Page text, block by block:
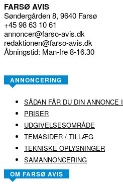
FARSØ AVIS
Søndergården 8, 9640 Farsø
+45 98 63 10 61
annoncer@farso-avis.dk
redaktionen@farso-avis.dk
Åbningstid: Man-fre 8-16.30
ANNONCERING
SÅDAN FÅR DU DIN ANNONCE I
PRISER
UDGIVELSESOMRÅDE
TEMASIDER / TILLÆG
TEKNISKE OPLYSNINGER
SAMANNONCERING
OM FARSØ AVIS